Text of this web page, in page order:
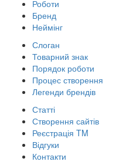
Роботи
Бренд
Неймінг
Слоган
Товарний знак
Порядок роботи
Процес створення
Легенди брендів
Статті
Створення сайтів
Реєстрація TM
Відгуки
Контакти